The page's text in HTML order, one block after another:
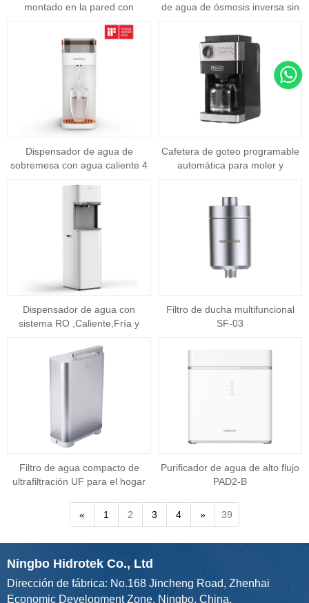
montado en la pared con
de agua de ósmosis inversa sin
Dispensador de agua de
sobremesa con agua caliente 4
Cafetera de goteo programable
automática para moler y
Dispensador de agua con
sistema RO ,Caliente,Fría y
Filtro de ducha multifuncional
SF-03
Filtro de agua compacto de
ultrafiltración UF para el hogar
Purificador de agua de alto flujo
PAD2-B
« 1 2 3 4 » 39
Ningbo Hidrotek Co., Ltd
Dirección de fábrica: No.168 Jincheng Road, Zhenhai
Economic Development Zone, Ningbo, China.